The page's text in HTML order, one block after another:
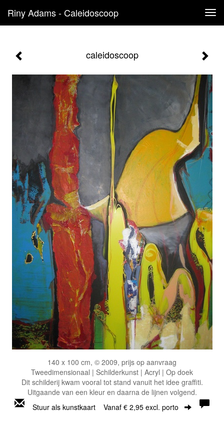
Riny Adams - Caleidoscoop
caleidoscoop
140 x 100 cm, © 2009, prijs op aanvraag
Tweedimensionaal | Schilderkunst | Acryl | Op doek
Dit schilderij kwam vooral tot stand vanuit het idee graffiti.
Uitgaande van een kleur en daarna de lijnen volgend.
Stuur als kunstkaart Vanaf € 2,95 excl. porto